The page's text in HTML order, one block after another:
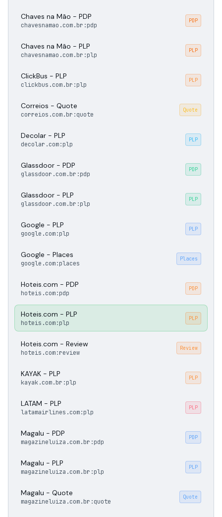
Chaves na Mão - PDP
chavesnamao.com.br:pdp
PDP
Chaves na Mão - PLP
chavesnamao.com.br:plp
PLP
ClickBus - PLP
clickbus.com.br:plp
PLP
Correios - Quote
correios.com.br:quote
Quote
Decolar - PLP
decolar.com:plp
PLP
Glassdoor - PDP
glassdoor.com.br:pdp
PDP
Glassdoor - PLP
glassdoor.com.br:plp
PLP
Google - PLP
google.com:plp
PLP
Google - Places
google.com:places
Places
Hoteis.com - PDP
hoteis.com:pdp
PDP
Hoteis.com - PLP
hoteis.com:plp
PLP
Hoteis.com - Review
hoteis.com:review
Review
KAYAK - PLP
kayak.com.br:plp
PLP
LATAM - PLP
latamairlines.com:plp
PLP
Magalu - PDP
magazineluiza.com.br:pdp
PDP
Magalu - PLP
magazineluiza.com.br:plp
PLP
Magalu - Quote
magazineluiza.com.br:quote
Quote